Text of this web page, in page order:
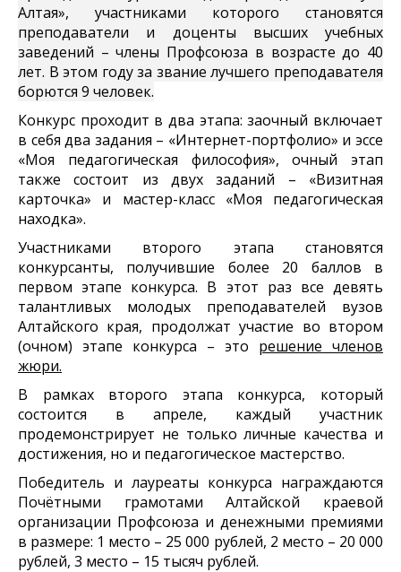
Алтая», участниками которого становятся
преподаватели и доценты высших учебных
заведений – члены Профсоюза в возрасте до 40
лет. В этом году за звание лучшего преподавателя
борются 9 человек.
Конкурс проходит в два этапа: заочный включает
в себя два задания – «Интернет-портфолио» и эссе
«Моя педагогическая философия», очный этап
также состоит из двух заданий – «Визитная
карточка» и мастер-класс «Моя педагогическая
находка».
Участниками второго этапа становятся
конкурсанты, получившие более 20 баллов в
первом этапе конкурса. В этот раз все девять
талантливых молодых преподавателей вузов
Алтайского края, продолжат участие во втором
(очном) этапе конкурса – это решение членов
жюри.
В рамках второго этапа конкурса, который
состоится в апреле, каждый участник
продемонстрирует не только личные качества и
достижения, но и педагогическое мастерство.
Победитель и лауреаты конкурса награждаются
Почётными грамотами Алтайской краевой
организации Профсоюза и денежными премиями
в размере: 1 место – 25 000 рублей, 2 место – 20 000
рублей, 3 место – 15 тысяч рублей.